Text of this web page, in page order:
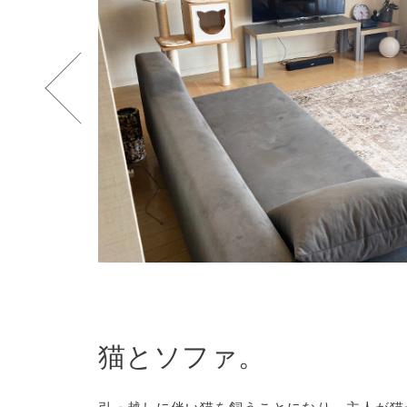
猫とソファ。